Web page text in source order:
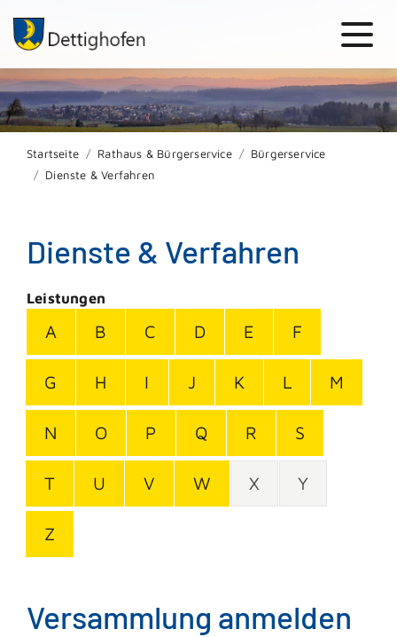
Startseite Rathaus & Bürgerservice
Bürgerservice
Dienste & Verfahren
Dienste & Verfahren
Leistungen
A B C D E F
G H I J K L M
N O P Q R S
T U V W X Y
Z
Versammlung anmelden